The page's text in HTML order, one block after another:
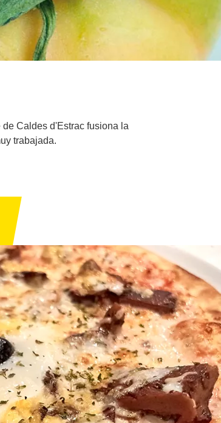
Caldes d'Estrac fusiona la
trabajada.